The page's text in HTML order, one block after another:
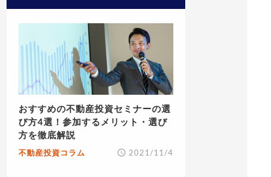
おすすめの不動産投資セミナーの選
び方4選！参加するメリット・選び
方を徹底解説
不動産投資コラム 2021/11/4